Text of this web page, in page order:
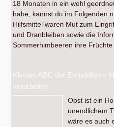
18 Monaten in ein wohl
habe, kannst du im Folgenden
Hilfsmittel waren Mut zum
und Dranbleiben sowie die
Sommerhimbeeren ihre
Kleines ABC der Erntehilfen –
verarbeiten
Obst ist ein
unendlichem
wäre es auch